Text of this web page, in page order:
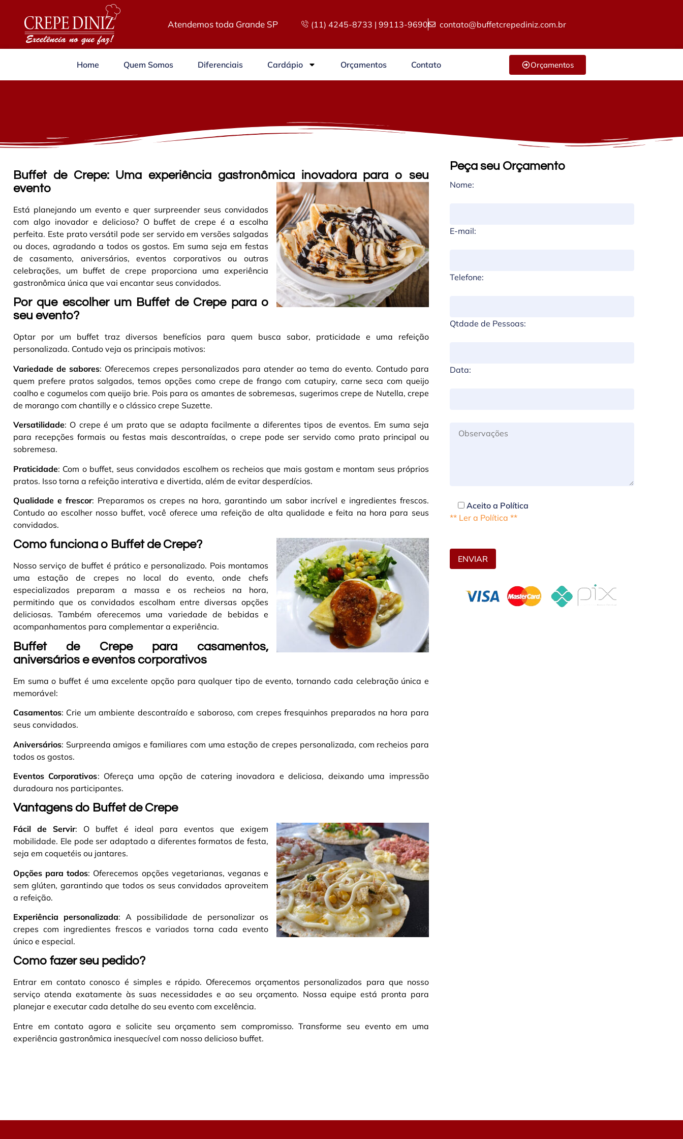
Atendemos toda Grande SP (11) 4245-8733 | 99113-9690 contato@buffetcrepediniz.com.br
Home Quem Somos Diferenciais Cardápio Orçamentos Contato Orçamentos
Buffet de Crepe: Uma experiência gastronômica inovadora para o seu
evento
Está planejando um evento e quer surpreender seus convidados
com algo inovador e delicioso? O buffet de crepe é a escolha
perfeita. Este prato versátil pode ser servido em versões salgadas
ou doces, agradando a todos os gostos. Em suma seja em festas
de casamento, aniversários, eventos corporativos ou outras
celebrações, um buffet de crepe proporciona uma experiência
gastronômica única que vai encantar seus convidados.
Por que escolher um Buffet de Crepe para o
seu evento?
Optar por um buffet traz diversos benefícios para quem busca sabor, praticidade e uma refeição
personalizada. Contudo veja os principais motivos:
Variedade de sabores: Oferecemos crepes personalizados para atender ao tema do evento. Contudo para
quem prefere pratos salgados, temos opções como crepe de frango com catupiry, carne seca com queijo
coalho e cogumelos com queijo brie. Pois para os amantes de sobremesas, sugerimos crepe de Nutella, crepe
de morango com chantilly e o clássico crepe Suzette.
Versatilidade: O crepe é um prato que se adapta facilmente a diferentes tipos de eventos. Em suma seja
para recepções formais ou festas mais descontraídas, o crepe pode ser servido como prato principal ou
sobremesa.
Praticidade: Com o buffet, seus convidados escolhem os recheios que mais gostam e montam seus próprios
pratos. Isso torna a refeição interativa e divertida, além de evitar desperdícios.
Qualidade e frescor: Preparamos os crepes na hora, garantindo um sabor incrível e ingredientes frescos.
Contudo ao escolher nosso buffet, você oferece uma refeição de alta qualidade e feita na hora para seus
convidados.
Como funciona o Buffet de Crepe?
Nosso serviço de buffet é prático e personalizado. Pois montamos
uma estação de crepes no local do evento, onde chefs
especializados preparam a massa e os recheios na hora,
permitindo que os convidados escolham entre diversas opções
deliciosas. Também oferecemos uma variedade de bebidas e
acompanhamentos para complementar a experiência.
Buffet de Crepe para casamentos,
aniversários e eventos corporativos
Em suma o buffet é uma excelente opção para qualquer tipo de evento, tornando cada celebração única e
memorável:
Casamentos: Crie um ambiente descontraído e saboroso, com crepes fresquinhos preparados na hora para
seus convidados.
Aniversários: Surpreenda amigos e familiares com uma estação de crepes personalizada, com recheios para
todos os gostos.
Eventos Corporativos: Ofereça uma opção de catering inovadora e deliciosa, deixando uma impressão
duradoura nos participantes.
Vantagens do Buffet de Crepe
Fácil de Servir: O buffet é ideal para eventos que exigem
mobilidade. Ele pode ser adaptado a diferentes formatos de festa,
seja em coquetéis ou jantares.
Opções para todos: Oferecemos opções vegetarianas, veganas e
sem glúten, garantindo que todos os seus convidados aproveitem
a refeição.
Experiência personalizada: A possibilidade de personalizar os
crepes com ingredientes frescos e variados torna cada evento
único e especial.
Como fazer seu pedido?
Entrar em contato conosco é simples e rápido. Oferecemos orçamentos personalizados para que nosso
serviço atenda exatamente às suas necessidades e ao seu orçamento. Nossa equipe está pronta para
planejar e executar cada detalhe do seu evento com excelência.
Entre em contato agora e solicite seu orçamento sem compromisso. Transforme seu evento em uma
experiência gastronômica inesquecível com nosso delicioso buffet.
Peça seu Orçamento
Nome:
E-mail:
Telefone:
Qtdade de Pessoas:
Data:
Aceito a Política
** Ler a Política **